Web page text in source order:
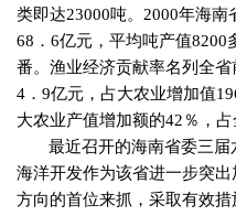
类即达23000吨。 2000年海南
68 ． 6亿元，平均吨产值8200
番。渔业经济贡献率名列全省
4 ． 9亿元，占大农业增加值
大农业产值增加额的42 ％，
最近召开的海南省委三
海洋开发作为该省进一步突
方向的首位来抓，采取有效